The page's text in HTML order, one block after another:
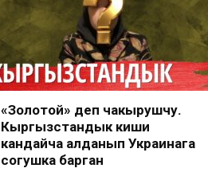
«Золотой» деп чакырушчу.
Кыргызстандык киши
кандайча алданып Украинага
согушка барган